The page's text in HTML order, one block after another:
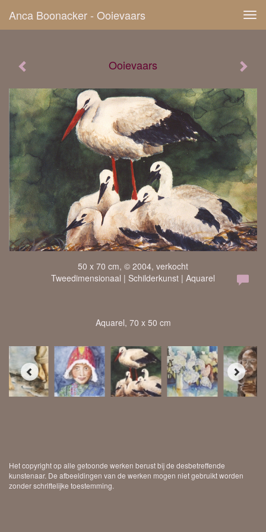
Anca Boonacker - Ooievaars
Ooievaars
50 x 70 cm, © 2004, verkocht
Tweedimensionaal | Schilderkunst | Aquarel
Aquarel, 70 x 50 cm
Het copyright op alle getoonde werken berust bij de desbetreffende
kunstenaar. De afbeeldingen van de werken mogen niet gebruikt worden
zonder schriftelijke toestemming.